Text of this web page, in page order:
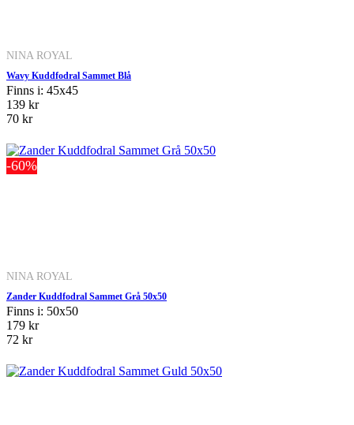
NINA ROYAL
Wavy Kuddfodral Sammet Blå
Finns i: 45x45
139 kr
70 kr
-60%
NINA ROYAL
Zander Kuddfodral Sammet Grå 50x50
Finns i: 50x50
179 kr
72 kr